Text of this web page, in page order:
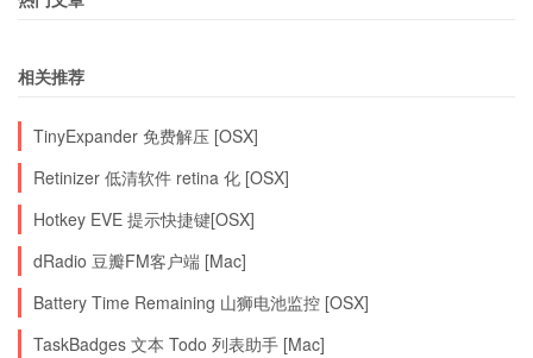
相关推荐
TinyExpander 免费解压 [OSX]
Retinizer 低清软件 retina 化 [OSX]
Hotkey EVE 提示快捷键[OSX]
dRadio 豆瓣FM客户端 [Mac]
Battery Time Remaining 山狮电池监控 [OSX]
TaskBadges 文本 Todo 列表助手 [Mac]